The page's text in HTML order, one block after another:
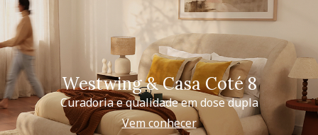
Westwing & Casa Coté 8
Curadoria e qualidade em dose dupla
Vem conhecer